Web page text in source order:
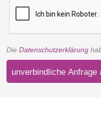
Die Datenschutzerklärung
unverbindliche Anfrage